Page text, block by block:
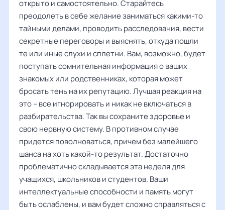
открыто и самостоятельно. Старайтесь
преодолеть в себе желание заниматься какими-то
тайными делами, проводить расследования, вести
секретные переговоры и выяснять, откуда пошли
те или иные слухи и сплетни. Вам, возможно, будет
поступать сомнительная информация о ваших
знакомых или родственниках, которая может
бросать тень на их репутацию. Лучшая реакция на
это – все игнорировать и никак не включаться в
разбирательства. Так вы сохраните здоровье и
свою нервную систему. В противном случае
придется поволноваться, причем без малейшего
шанса на хоть какой-то результат. Достаточно
проблематично складывается эта неделя для
учащихся, школьников и студентов. Ваши
интеллектуальные способности и память могут
быть ослаблены, и вам будет сложно справляться с